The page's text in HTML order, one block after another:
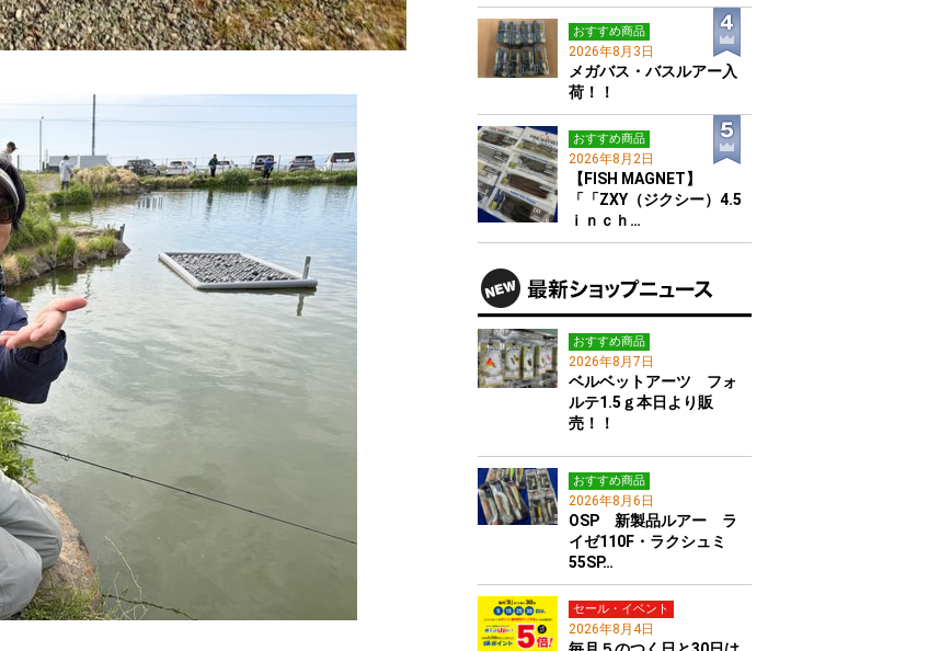
おすすめ商品
2026年8月3日
メガバス・バスルアー入
荷！！
おすすめ商品
2026年8月2日
【FISH MAGNET】
「「ZXY（ジクシー）4.5
ｉｎｃｈ…
おすすめ商品
2026年8月7日
ベルベットアーツ フォ
ルテ1.5ｇ本日より販
売！！
おすすめ商品
2026年8月6日
OSP 新製品ルアー ラ
イゼ110F・ラクシュミ
55SP…
セール・イベント
2026年8月4日